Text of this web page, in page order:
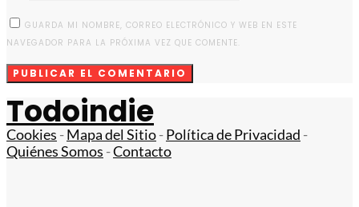
GUARDA MI NOMBRE, CORREO ELECTRÓNICO Y WEB EN ESTE
NAVEGADOR PARA LA PRÓXIMA VEZ QUE COMENTE.
Todoindie
Cookies -Mapa del Sitio-Política de Privacidad -
Quiénes Somos -Contacto